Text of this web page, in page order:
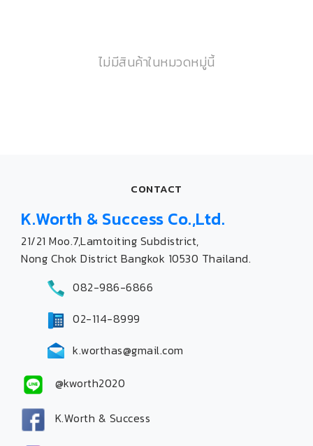
ไม่มีสินค้าในหมวดหมู่นี้
CONTACT
K.Worth & Success Co.,Ltd.
21/21 Moo.7,Lamtoiting Subdistrict,
Nong Chok District Bangkok 10530 Thailand.
082-986-6866
02-114-8999
k.worthas@gmail.com
@kworth2020
K.Worth & Success